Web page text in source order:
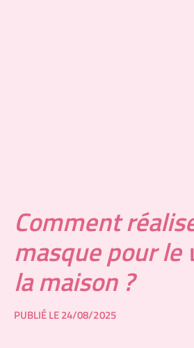
Comment
masque pour le
la maison ?
PUBLIÉ LE 24/08/2025